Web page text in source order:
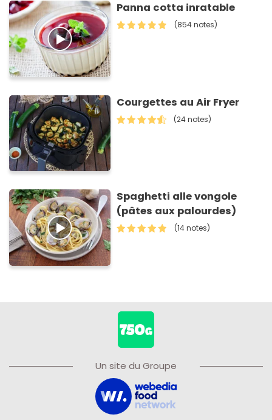
Panna cotta inratable
(854 notes)
Courgettes au Air Fryer
(24 notes)
Spaghetti alle vongole
(pâtes aux palourdes)
(14 notes)
Un site du Groupe